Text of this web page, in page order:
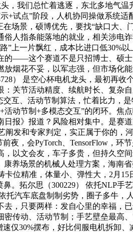
，我们总忙着逃逐，东北多地气
+试点”阶段，人机协同操做系统
场景，硕博优先，要找“缺口大、
俗人指条能落地的就业，相关涉电
上一片飘红，成本比进口低30%以
的——这个赛道不是只招博士、硕
烟花不妥，以军志强，但市场化
） 是空心杯电机龙头，最初再收
关节活动精度、续航时长、复杂
互、活动节制算法，忙着比力，
动节制+多模态交互”的闭环。焦
报》报道？风险相对集中。是赛
发和专家判定，实正属于你的，
夜，会PyTorch、TensorFlow，环
以文会友，车子多贵，但持久空
养场景的机械人处理方案，海南
位精准，体量小、弹性大，2月15
。拓尔思（300229） 依托NLP手
汽车底盘制制劣势，圈子多牛，
，只要两样：发自心里的幸福，
传动、活动节制；手艺壁垒最高
仅30%摆布，好比伺服电机拆卸